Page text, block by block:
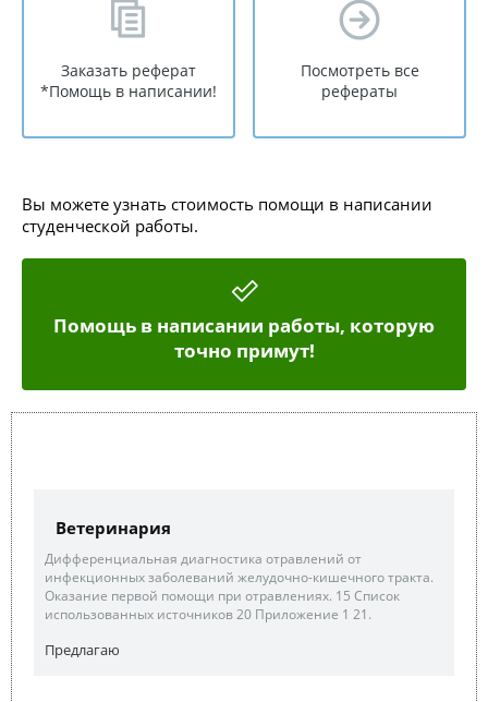
Заказать реферат
*Помощь в написании!
Посмотреть все
рефераты
Вы можете узнать стоимость помощи в написании
студенческой работы.
Помощь в написании работы, которую
точно примут!
Ветеринария
Дифференциальная диагностика отравлений от
инфекционных заболеваний желудочно-кишечного тракта.
Оказание первой помощи при отравлениях. 15 Список
использованных источников 20 Приложение 1 21.
Предлагаю